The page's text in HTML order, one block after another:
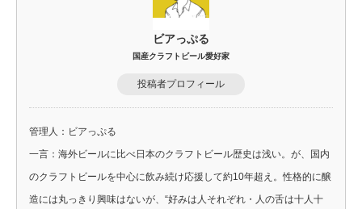
ビアっぷる
国産クラフトビール愛好家
投稿者プロフィール
管理人：ビアっぷる
一言：海外ビールに比べ日本のクラフトビール歴史は浅い。が、国内
のクラフトビールを中心に飲み続け応援して約10年超え。性格的に醸
造には丸っきり興味はないが、“好みは人それぞれ・人の舌は十人十